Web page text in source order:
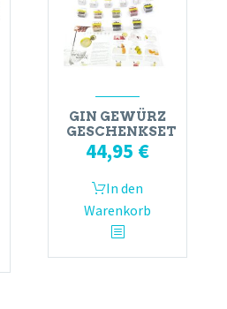
GIN GEWÜRZ
GESCHENKSET
44,95 €
In den
Warenkorb